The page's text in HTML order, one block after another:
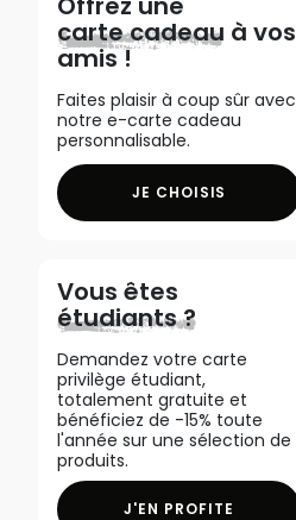
carte cadeau à vos
amis !
Faites plaisir à coup sûr avec
notre e-carte cadeau
personnalisable.
JE CHOISIS
Vous êtes
étudiants ?
Demandez votre carte
privilège étudiant,
totalement gratuite et
bénéficiez de -15% toute
l'année sur une sélection de
produits.
J'EN PROFITE